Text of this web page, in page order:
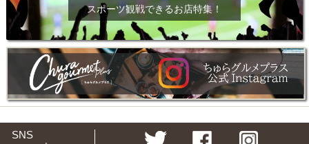
スポーツ観戦できるお店特集！
SNS